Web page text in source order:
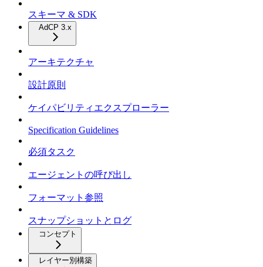
スキーマ & SDK
AdCP 3.x
アーキテクチャ
設計原則
ケイパビリティエクスプローラー
Specification Guidelines
必須タスク
エージェントの呼び出し
フォーマット参照
スナップショットとログ
コンセプト
レイヤー別構築